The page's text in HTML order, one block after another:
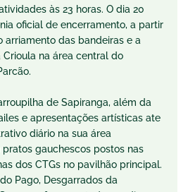
às 23 horas. O dia 20
oficial de encerramento, a partir
arriamento das bandeiras e a
na área central do
de Sapiranga, além da
e apresentações artísticas ate
diário na sua área
gauchescos postos nas
dos CTGs no pavilhão principal.
Pago, Desgarrados da